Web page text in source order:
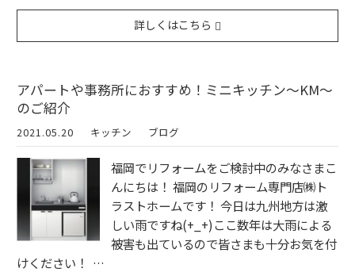
詳しくはこちら
アパートや事務所におすすめ！ミニキッチン～KM～
のご紹介
2021.05.20 キッチン ブログ
福岡でリフォームをご検討中のみなさまこ
んにちは！ 福岡のリフォーム専門店㈱ト
ラストホームです！ 今日は九州地方は激
しい雨ですね(+_+)ここ数年は大雨による
被害も出ているので皆さまも十分お気を付
けください！ …